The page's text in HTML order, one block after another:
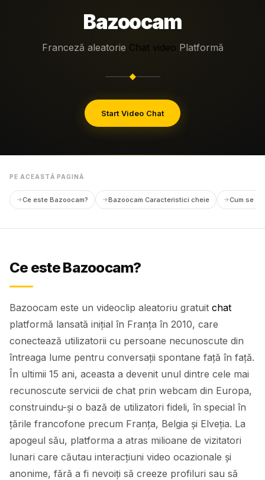
Bazoocam
Franceză aleatorie Chat video Platformă
◆
Start Video Chat
PE ACEASTĂ PAGINĂ
Ce este Bazoocam? Bazoocam Caracteristici cheie Cum se
Ce este Bazoocam?
Bazoocam este un videoclip aleatoriu gratuit chat
platformă lansată inițial în Franța în 2010, care
conectează utilizatorii cu persoane necunoscute din
întreaga lume pentru conversații spontane față în față.
În ultimii 15 ani, aceasta a devenit unul dintre cele mai
recunoscute servicii de chat prin webcam din Europa,
construindu-și o bază de utilizatori fideli, în special în
țările francofone precum Franța, Belgia și Elveția. La
apogeul său, platforma a atras milioane de vizitatori
lunari care căutau interacțiuni video ocazionale și
anonime, fără a fi nevoiți să creeze profiluri sau să